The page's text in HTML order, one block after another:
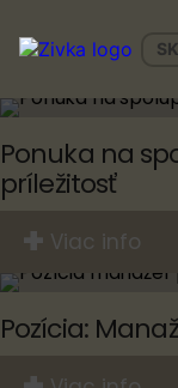
SK
Ponuka na
príležitosť
+ Viac info
Pozícia: